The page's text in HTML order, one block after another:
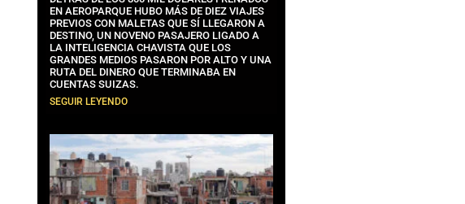
EN AEROPARQUE HUBO MÁS DE DIEZ VIAJES
PREVIOS CON MALETAS QUE SÍ LLEGARON A
DESTINO, UN NOVENO PASAJERO LIGADO A
LA INTELIGENCIA CHAVISTA QUE LOS
GRANDES MEDIOS PASARON POR ALTO Y UNA
RUTA DEL DINERO QUE TERMINABA EN
CUENTAS SUIZAS.
SEGUIR LEYENDO